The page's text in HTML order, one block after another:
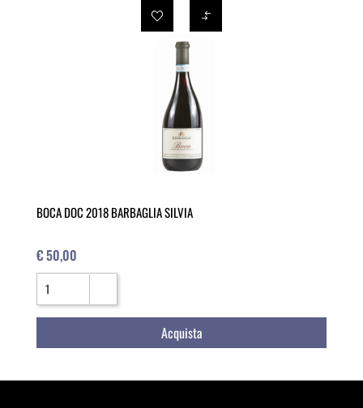
BOCA DOC 2018 BARBAGLIA SILVIA
€ 50,00
Quantità
Acquista